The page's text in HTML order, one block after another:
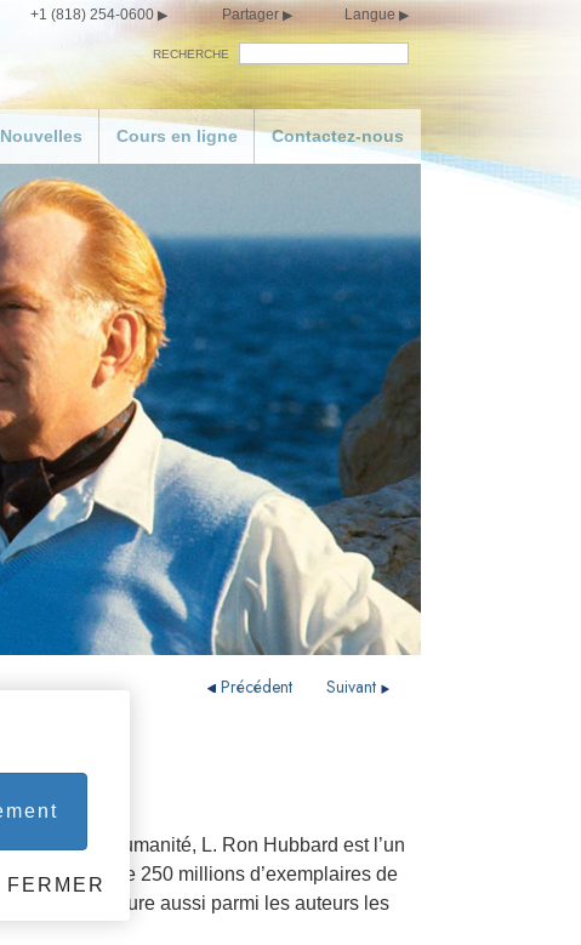
+1 (818) 254-0600 Partager Langue
RECHERCHE
livre
Nouvelles Cours en ligne Contactez-nous
Suivant
Précédent
de l’humanité, L. Ron Hubbard est l’un
Avec plus de 250 millions d’exemplaires de
il figure aussi parmi les auteurs les
FERMER